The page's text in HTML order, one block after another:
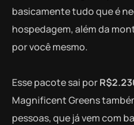
basicamente tudo que é
hospedagem, além da
por você mesmo.
Esse pacote sai por
Magnificent Greens
pessoas, que já vem com